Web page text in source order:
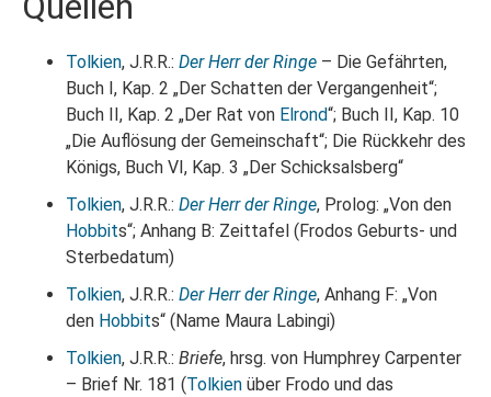
Tolkien, J.R.R.: Der Herr der Ringe – Die Gefährten,
Buch I, Kap. 2 „Der Schatten der Vergangenheit“;
Buch II, Kap. 2 „Der Rat von Elrond“; Buch II, Kap. 10
„Die Auflösung der Gemeinschaft“; Die Rückkehr des
Königs, Buch VI, Kap. 3 „Der Schicksalsberg“
Tolkien, J.R.R.: Der Herr der Ringe, Prolog: „Von den
Hobbits“; Anhang B: Zeittafel (Frodos Geburts- und
Sterbedatum)
Tolkien, J.R.R.: Der Herr der Ringe, Anhang F: „Von
den Hobbits“ (Name Maura Labingi)
Tolkien, J.R.R.: Briefe, hrsg. von Humphrey Carpenter
– Brief Nr. 181 (Tolkien über Frodo und das